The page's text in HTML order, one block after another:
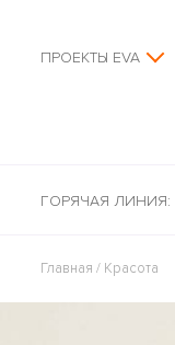
ПРОЕКТЫ EVA
ГОРЯЧАЯ ЛИНИЯ:
Главная / Красота